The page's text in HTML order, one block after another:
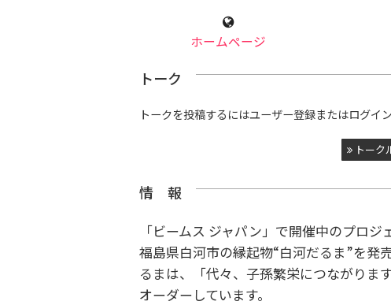
ホームページ
トーク
トークを投稿するにはユーザー登録またはログイ
トーク
情 報
「ビームス ジャパン」で開催中のプロ
福島県白河市の縁起物“白河だるま”を発
るまは、「代々、子孫繁栄につながりま
オーダーしています。